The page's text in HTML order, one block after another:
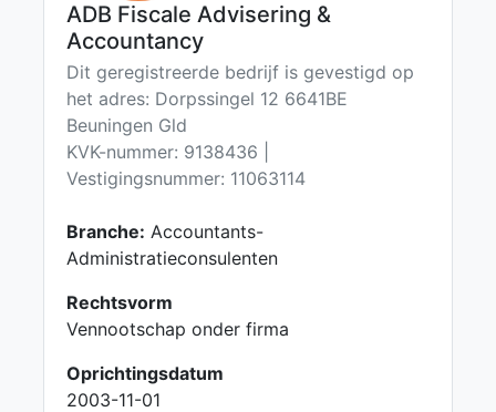
ADB Fiscale Advisering &
Accountancy
Dit geregistreerde bedrijf is gevestigd op
het adres: Dorpssingel 12 6641BE
Beuningen Gld
KVK-nummer: 9138436 |
Vestigingsnummer: 11063114
Branche: Accountants-
Administratieconsulenten
Rechtsvorm
Vennootschap onder firma
Oprichtingsdatum
2003-11-01